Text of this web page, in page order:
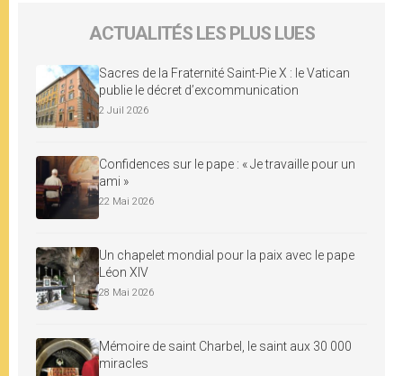
ACTUALITÉS LES PLUS LUES
Sacres de la Fraternité Saint-Pie X : le Vatican
publie le décret d’excommunication
2 Juil 2026
Confidences sur le pape : « Je travaille pour un
ami »
22 Mai 2026
Un chapelet mondial pour la paix avec le pape
Léon XIV
28 Mai 2026
Mémoire de saint Charbel, le saint aux 30 000
miracles